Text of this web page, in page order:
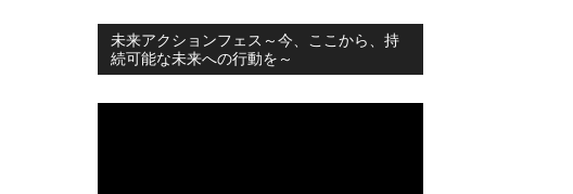
未来アクションフェス～今、ここから、持
続可能な未来への行動を～